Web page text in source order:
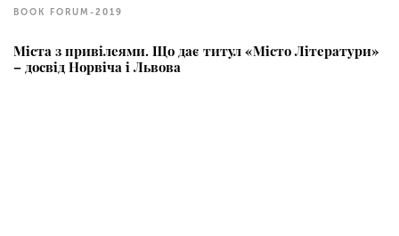
BOOK FORUM-2019
Міста з привілеями. Що дає титул «Місто Літератури»
– досвід Норвіча і Львова